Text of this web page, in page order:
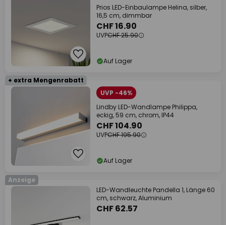
Prios LED-Einbaulampe Helina, silber,
16,5 cm, dimmbar
CHF 16.90
UVPCHF 25.90
Auf Lager
+ extra Mengenrabatt
UVP -46%
Lindby LED-Wandlampe Philippa,
eckig, 59 cm, chrom, IP44
CHF 104.90
UVPCHF 195.90
Auf Lager
Anzeige
LED-Wandleuchte Pandella 1, Länge 60
cm, schwarz, Aluminium
CHF 62.57